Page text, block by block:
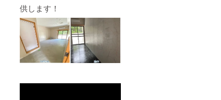
供します！